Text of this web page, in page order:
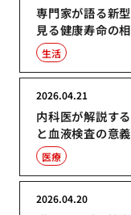
専門家が語る新
見る健康寿命の
生活
内科医が解説す
と血液検査の意義
2026.04.21
医療
2026.04.20